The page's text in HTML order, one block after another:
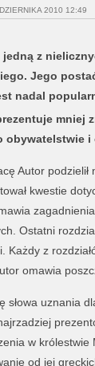
2010 12:49
z
Jego
nadal
mniej
Autor podzielił
kwestie
Ostatni
Każdy z
omawia
słowa uznania
w królestwie
od jej